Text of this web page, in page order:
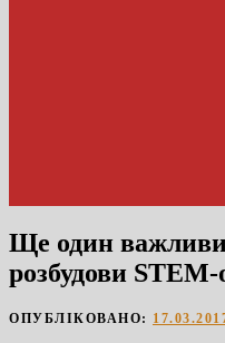
Ще один
розбудови
ОПУБЛІКОВАНО: